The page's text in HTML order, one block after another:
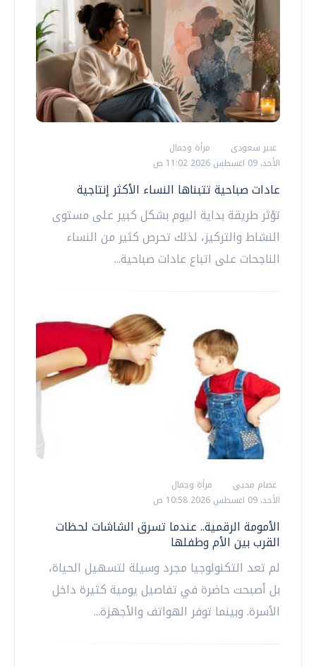
عبير سعودى
مرأة وجمال
الأحد، 09 اغسطس 2026 11:02 ص
عادات صباحية تتبناها النساء الأكثر إنتاجية
تؤثر طريقة بداية اليوم بشكل كبير على مستوى
النشاط والتركيز، لذلك تحرص كثير من النساء
الناجحات على اتباع عادات صباحية...
عصام محيي
مرأة وجمال
الأحد، 09 اغسطس 2026 10:58 ص
الأمومة الرقمية.. عندما تسرق الشاشات لحظات
القرب بين الأم وطفلها
لم تعد التكنولوجيا مجرد وسيلة لتسهيل الحياة،
بل أصبحت حاضرة في تفاصيل يومية كثيرة داخل
الأسرة. وبينما توفر الهواتف والأجهزة...